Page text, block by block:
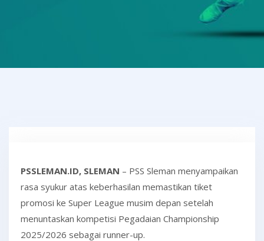
PSSLEMAN.ID, SLEMAN – PSS Sleman menyampaikan
rasa syukur atas keberhasilan memastikan tiket
promosi ke Super League musim depan setelah
menuntaskan kompetisi Pegadaian Championship
2025/2026 sebagai runner-up.